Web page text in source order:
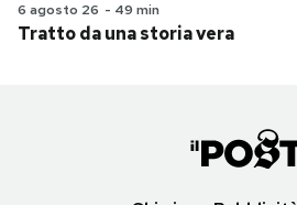
6 agosto 26 - 49 min
Tratto da una storia vera